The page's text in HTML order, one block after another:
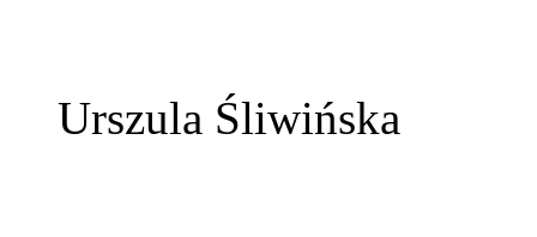
Urszula Śliwińska